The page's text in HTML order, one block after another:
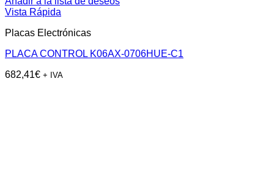
Vista Rápida
Placas Electrónicas
PLACA CONTROL K06AX-0706HUE-C1
682,41€ + IVA